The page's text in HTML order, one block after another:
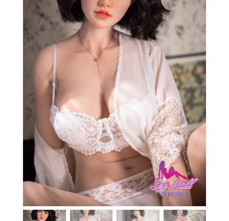
Sex dolls en promotion
En stock
Guides
Paiement
Contact